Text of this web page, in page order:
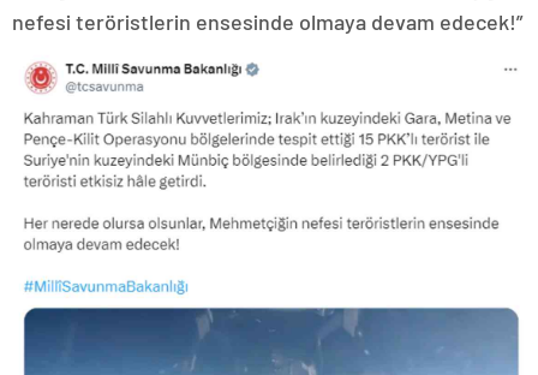
nefesi teröristlerin ensesinde olmaya devam edecek!”